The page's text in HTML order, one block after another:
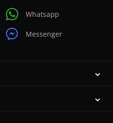
Whatsapp
Messenger